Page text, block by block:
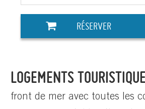
LOGEMENTS
front de mer avec toutes les
RÉSERVER